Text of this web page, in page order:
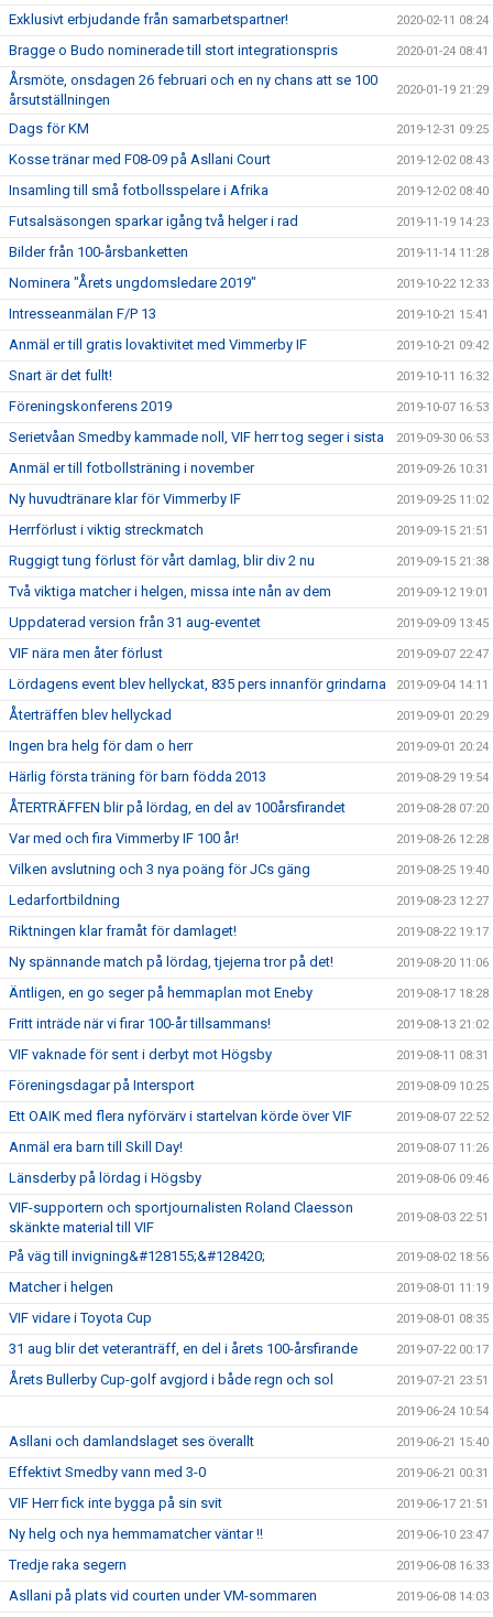
Exklusivt erbjudande från samarbetspartner! 2020-02-11 08:24
Bragge o Budo nominerade till stort integrationspris 2020-01-24 08:41
Årsmöte, onsdagen 26 februari och en ny chans att se 100
årsutställningen
2020-01-19 21:29
Dags för KM 2019-12-31 09:25
Kosse tränar med F08-09 på Asllani Court 2019-12-02 08:43
Insamling till små fotbollsspelare i Afrika 2019-12-02 08:40
Futsalsäsongen sparkar igång två helger i rad 2019-11-19 14:23
Bilder från 100-årsbanketten 2019-11-14 11:28
Nominera "Årets ungdomsledare 2019" 2019-10-22 12:33
Intresseanmälan F/P 13 2019-10-21 15:41
Anmäl er till gratis lovaktivitet med Vimmerby IF 2019-10-21 09:42
Snart är det fullt! 2019-10-11 16:32
Föreningskonferens 2019 2019-10-07 16:53
Serietvåan Smedby kammade noll, VIF herr tog seger i sista 2019-09-30 06:53
Anmäl er till fotbollsträning i november 2019-09-26 10:31
Ny huvudtränare klar för Vimmerby IF 2019-09-25 11:02
Herrförlust i viktig streckmatch 2019-09-15 21:51
Ruggigt tung förlust för vårt damlag, blir div 2 nu 2019-09-15 21:38
Två viktiga matcher i helgen, missa inte nån av dem 2019-09-12 19:01
Uppdaterad version från 31 aug-eventet 2019-09-09 13:45
VIF nära men åter förlust 2019-09-07 22:47
Lördagens event blev hellyckat, 835 pers innanför grindarna 2019-09-04 14:11
Återträffen blev hellyckad 2019-09-01 20:29
Ingen bra helg för dam o herr 2019-09-01 20:24
Härlig första träning för barn födda 2013 2019-08-29 19:54
ÅTERTRÄFFEN blir på lördag, en del av 100årsfirandet 2019-08-28 07:20
Var med och fira Vimmerby IF 100 år! 2019-08-26 12:28
Vilken avslutning och 3 nya poäng för JCs gäng 2019-08-25 19:40
Ledarfortbildning 2019-08-23 12:27
Riktningen klar framåt för damlaget! 2019-08-22 19:17
Ny spännande match på lördag, tjejerna tror på det! 2019-08-20 11:06
Äntligen, en go seger på hemmaplan mot Eneby 2019-08-17 18:28
Fritt inträde när vi firar 100-år tillsammans! 2019-08-13 21:02
VIF vaknade för sent i derbyt mot Högsby 2019-08-11 08:31
Föreningsdagar på Intersport 2019-08-09 10:25
Ett OAIK med flera nyförvärv i startelvan körde över VIF 2019-08-07 22:52
Anmäl era barn till Skill Day! 2019-08-07 11:26
Länsderby på lördag i Högsby 2019-08-06 09:46
VIF-supportern och sportjournalisten Roland Claesson
skänkte material till VIF
2019-08-03 22:51
På väg till invigning&#128155;&#128420; 2019-08-02 18:56
Matcher i helgen 2019-08-01 11:19
VIF vidare i Toyota Cup 2019-08-01 08:35
31 aug blir det veteranträff, en del i årets 100-årsfirande 2019-07-22 00:17
Årets Bullerby Cup-golf avgjord i både regn och sol 2019-07-21 23:51
2019-06-24 10:54
Asllani och damlandslaget ses överallt 2019-06-21 15:40
Effektivt Smedby vann med 3-0 2019-06-21 00:31
VIF Herr fick inte bygga på sin svit 2019-06-17 21:51
Ny helg och nya hemmamatcher väntar !! 2019-06-10 23:47
Tredje raka segern 2019-06-08 16:33
Asllani på plats vid courten under VM-sommaren 2019-06-08 14:03